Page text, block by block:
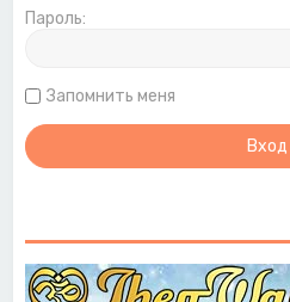
Пароль:
Запомнить меня